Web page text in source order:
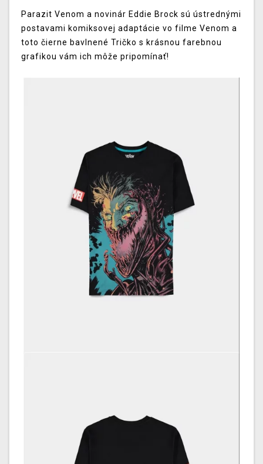
Parazit Venom a novinár Eddie Brock sú ústrednými
postavami komiksovej adaptácie vo filme Venom a
toto čierne bavlnené Tričko s krásnou farebnou
grafikou vám ich môže pripomínať!